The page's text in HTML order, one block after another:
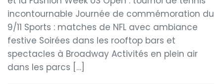
incontournable Journée de commémoration du
9/11 Sports : matches de NFL avec ambiance
festive Soirées dans les rooftop bars et
spectacles à Broadway Activités en plein air
dans les parcs […]